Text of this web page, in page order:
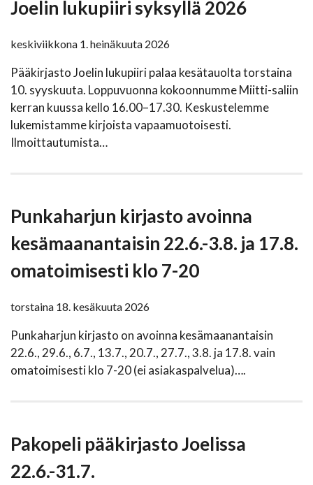
Joelin lukupiiri syksyllä 2026
keskiviikkona 1. heinäkuuta 2026
Pääkirjasto Joelin lukupiiri palaa kesätauolta torstaina
10. syyskuuta. Loppuvuonna kokoonnumme Miitti-saliin
kerran kuussa kello 16.00–17.30. Keskustelemme
lukemistamme kirjoista vapaamuotoisesti.
Ilmoittautumista…
Punkaharjun kirjasto avoinna
kesämaanantaisin 22.6.-3.8. ja 17.8.
omatoimisesti klo 7-20
torstaina 18. kesäkuuta 2026
Punkaharjun kirjasto on avoinna kesämaanantaisin
22.6., 29.6., 6.7., 13.7., 20.7., 27.7., 3.8. ja 17.8. vain
omatoimisesti klo 7-20 (ei asiakaspalvelua)….
Pakopeli pääkirjasto Joelissa
22.6.-31.7.